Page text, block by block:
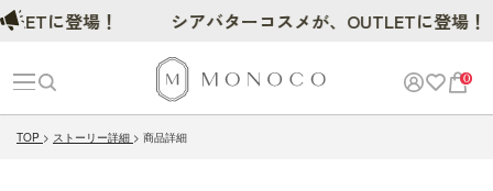
0
TOP ストーリー詳細 商品詳細
に登場！ シアバターコスメが、OUTLETに登場！